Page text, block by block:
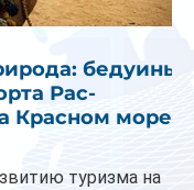
бедуины
Рас-
Красном море
туризма на